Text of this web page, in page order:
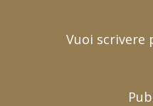
Vuoi scrivere